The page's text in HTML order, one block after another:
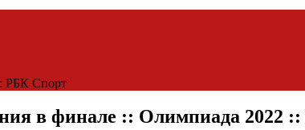
РБК Спорт
в финале :: Олимпиада 2022